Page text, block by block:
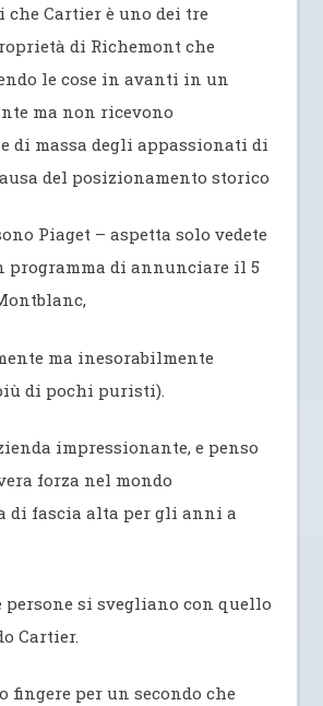
Cartier è uno dei tre
di Richemont che
le cose in avanti in un
ma non ricevono
di massa degli appassionati di
del posizionamento storico
Piaget – aspetta solo vedete
programma di annunciare il 5
ma inesorabilmente
di pochi puristi).
impressionante, e penso
forza nel mondo
di fascia alta per gli anni a
persone si svegliano con quello
Cartier.
fingere per un secondo che